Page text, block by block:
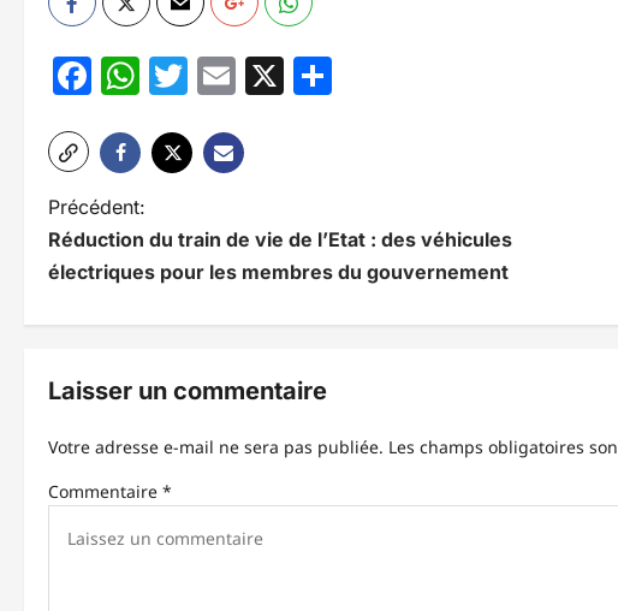
Facebook
WhatsApp
Twitter
Email
X
N
a
g
i
Précédent:
Réduction du train de vie de l’Etat : des véhicules
électriques pour les membres du gouvernement
Laisser un commentaire
Votre adresse e-mail ne sera pas publiée. Les champs obligatoires
Commentaire *